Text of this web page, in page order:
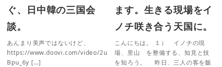
ぐ、日中韓の三国会
談。
あんまり美声ではないけど、
https://www.doovi.com/video/2u
Bpu_6y […]
ます。生きる現場をイ
ノチ咲き合う天国に。
こんにちは。 １） イノチの現
場、里山 を整備する、知見と技
を知ろう。 昨日、三人の客を飯